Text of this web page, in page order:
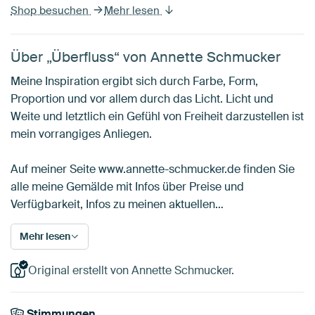
Shop besuchen Mehr lesen
Über „Überfluss“ von Annette Schmucker
Meine Inspiration ergibt sich durch Farbe, Form,
Proportion und vor allem durch das Licht. Licht und
Weite und letztlich ein Gefühl von Freiheit darzustellen ist
mein vorrangiges Anliegen.
Auf meiner Seite www.annette-schmucker.de finden Sie
alle meine Gemälde mit Infos über Preise und
Verfügbarkeit, Infos zu meinen aktuellen…
Mehr lesen
Original erstellt von Annette Schmucker.